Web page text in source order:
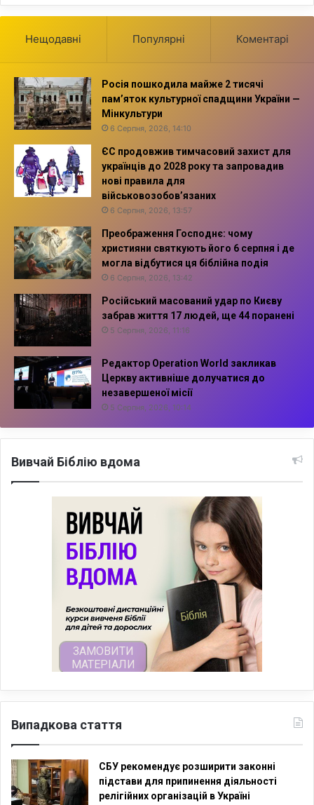
Нещодавні Популярні Коментарі
Росія пошкодила майже 2 тисячі
пам’яток культурної спадщини України —
Мінкультури
6 Серпня, 2026, 14:10
ЄС продовжив тимчасовий захист для
українців до 2028 року та запровадив
нові правила для
військовозобов’язаних
6 Серпня, 2026, 13:57
Преображення Господнє: чому
християни святкують його 6 серпня і де
могла відбутися ця біблійна подія
6 Серпня, 2026, 13:42
Російський масований удар по Києву
забрав життя 17 людей, ще 44 поранені
5 Серпня, 2026, 11:16
Редактор Operation World закликав
Церкву активніше долучатися до
незавершеної місії
5 Серпня, 2026, 10:14
Вивчай Біблію вдома
Випадкова стаття
СБУ рекомендує розширити законні
підстави для припинення діяльності
релігійних організацій в Україні